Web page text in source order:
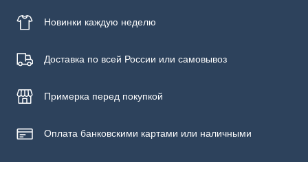
Новинки каждую неделю
Доставка по всей России или самовывоз
Примерка перед покупкой
Оплата банковскими картами или наличными